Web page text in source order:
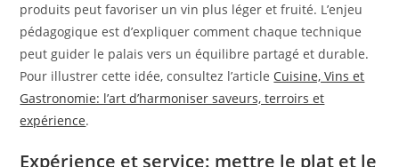
produits peut favoriser un vin plus léger et fruité. L’enjeu
pédagogique est d’expliquer comment chaque technique
peut guider le palais vers un équilibre partagé et durable.
Pour illustrer cette idée, consultez l’article Cuisine, Vins et
Gastronomie: l’art d’harmoniser saveurs, terroirs et
expérience.
Expérience et service: mettre le plat et le